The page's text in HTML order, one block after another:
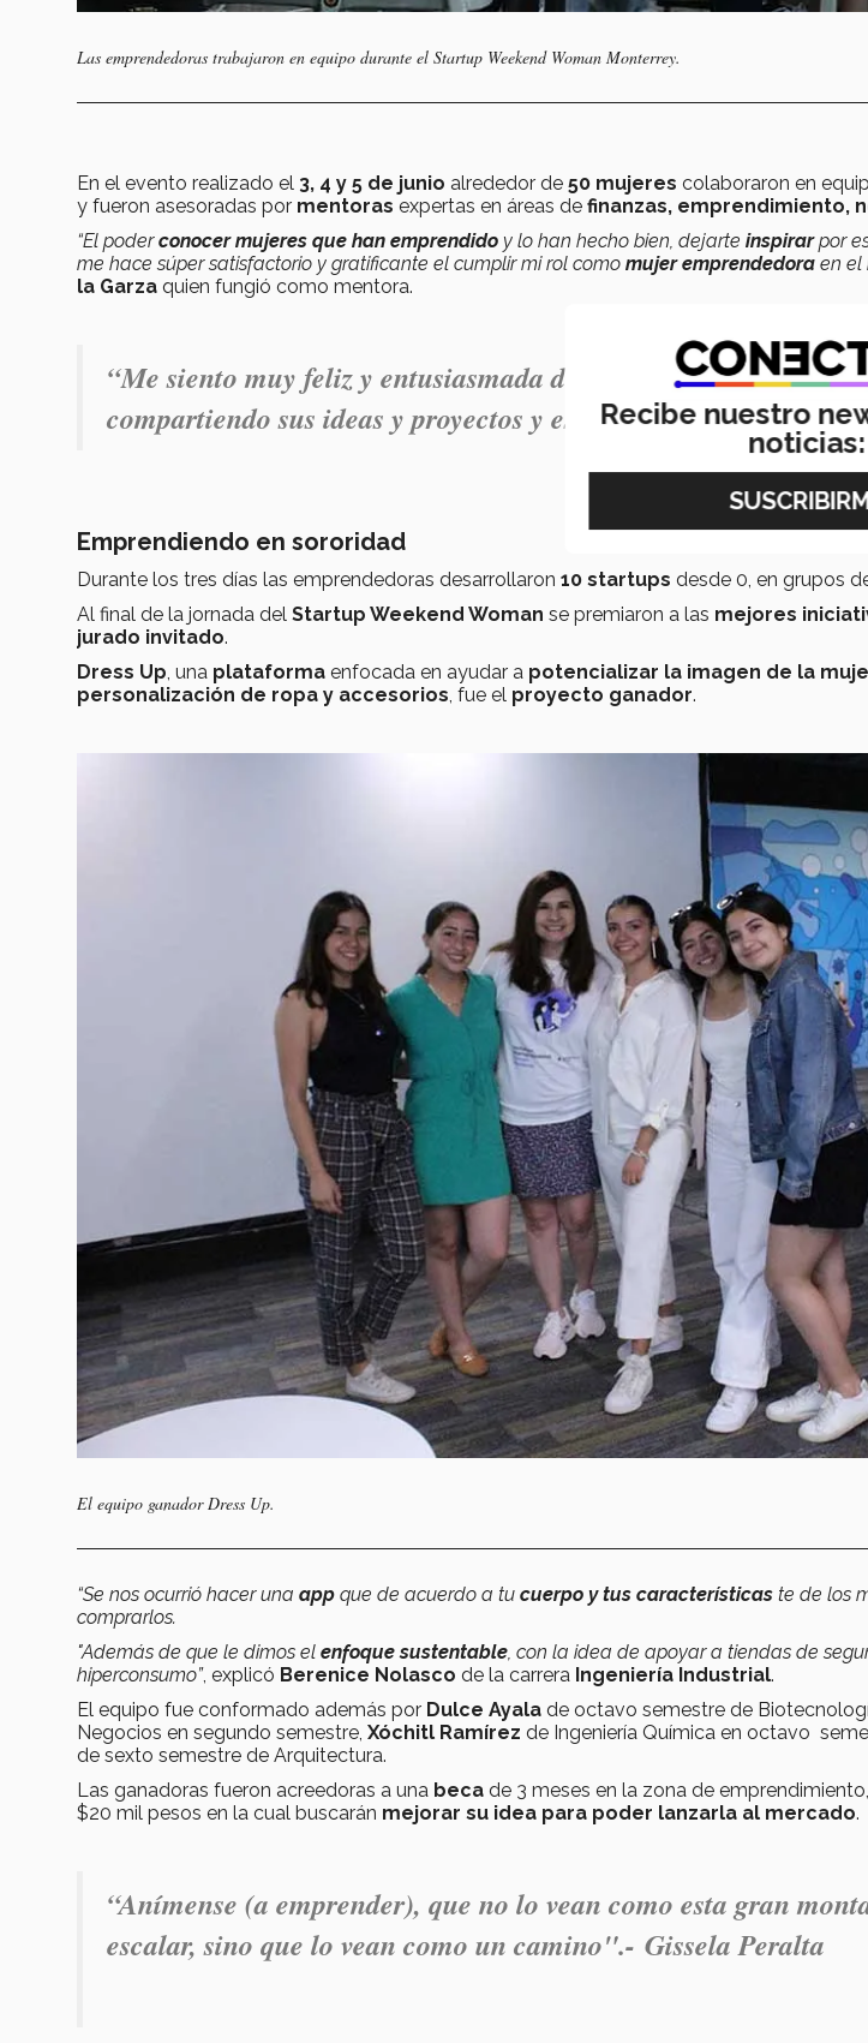
Las emprendedoras trabajaron en equipo durante el Startup Weekend Woman Monterrey.
En el evento realizado el 3, 4 y 5 de junio alrededor de 50 mujeres colaboraron en
y fueron asesoradas por mentoras expertas en áreas de finanzas, emprendimiento,
“El poderconocer mujeres que han emprendido y lo han hecho bien, dejarte inspirarpor
me hace súper satisfactorio y gratificante el cumplir mi rol como mujer emprendedora en el
la Garza quien fungió como mentora.
“Me siento muy feliz y entusiasmada de ver a tantas mujeres que
compartiendo sus ideas y proyectos y están emprendiendo
Emprendiendo en sororidad
Durante los tres días las emprendedoras desarrollaron 10 startups desde 0, en grupos
Al final de la jornada del Startup Weekend Woman se premiaron a las mejores
jurado invitado.
Dress Up, una plataforma enfocada en ayudar a potencializar la imagen de la
personalización de ropa y accesorios, fue el proyecto ganador.
El equipo ganador Dress Up.
“Se nos ocurrió hacer una app que de acuerdo a tu cuerpo y tus características te de los
comprarlos.
"Además de que le dimos el enfoque sustentable, con la idea de apoyar a tiendas de
hiperconsumo”, explicó Berenice Nolasco de la carrera Ingeniería Industrial.
El equipo fue conformado además por Dulce Ayala de octavo semestre de
Negocios en segundo semestre, Xóchitl Ramírez de Ingeniería Química en octavo
de sexto semestre de Arquitectura.
Las ganadoras fueron acreedoras a una beca de 3 meses en la zona de
$20 mil pesos en la cual buscarán mejorar su idea para poder lanzarla al mercado.
“Anímense (a emprender), que no lo vean como esta gran
escalar, sino que lo vean como un camino".- Gissela Peralta
Recibe nuestro
noticias: